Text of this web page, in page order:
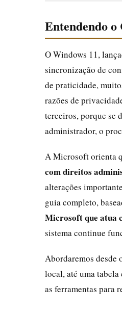
Entendendo
O Windows 11,
sincronização de
de praticidade,
razões de
terceiros, porque se
administrador, o
A Microsoft orienta
com direitos
alterações
guia completo,
Microsoft que atua
sistema continue
Abordaremos desde
local, até uma
as ferramentas para